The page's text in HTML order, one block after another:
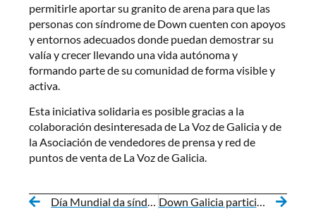
permitirle aportar su granito de arena para que las
personas con síndrome de Down cuenten con apoyos
y entornos adecuados donde puedan demostrar su
valía y crecer llevando una vida autónoma y
formando parte de su comunidad de forma visible y
activa.
Esta iniciativa solidaria es posible gracias a la
colaboración desinteresada de La Voz de Galicia y de
la Asociación de vendedores de prensa y red de
puntos de venta de La Voz de Galicia.
Día Mundial da síndrome de Down y XX aniversario de Down Lugo Down Galicia participará en el IV Congreso Iberoamericano sobre el síndrome de Down